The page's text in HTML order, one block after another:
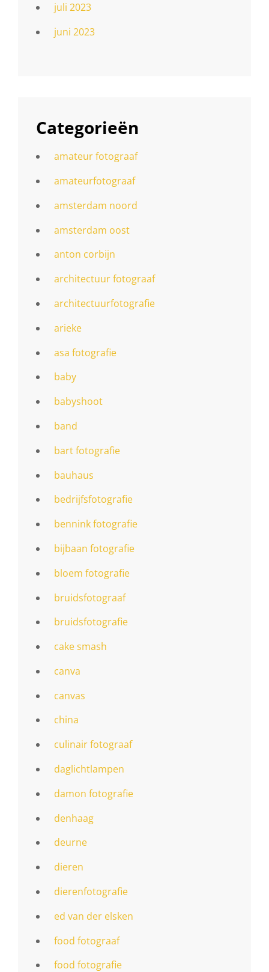
juli 2023
juni 2023
Categorieën
amateur fotograaf
amateurfotograaf
amsterdam noord
amsterdam oost
anton corbijn
architectuur fotograaf
architectuurfotografie
arieke
asa fotografie
baby
babyshoot
band
bart fotografie
bauhaus
bedrijfsfotografie
bennink fotografie
bijbaan fotografie
bloem fotografie
bruidsfotograaf
bruidsfotografie
cake smash
canva
canvas
china
culinair fotograaf
daglichtlampen
damon fotografie
denhaag
deurne
dieren
dierenfotografie
ed van der elsken
food fotograaf
food fotografie